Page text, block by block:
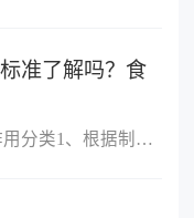
准了解吗？食
一、食品安全标准的作用分类1、根据制定标准的主体进行分类，包括国